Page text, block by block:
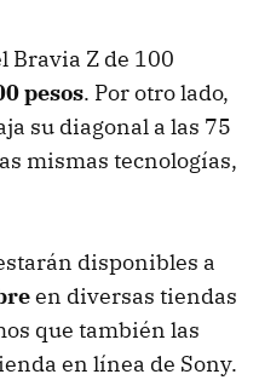
Bravia Z de 100
pesos. Por otro lado,
su diagonal a las 75
mismas tecnologías,
disponibles a
en diversas tiendas
que también las
en línea de Sony.